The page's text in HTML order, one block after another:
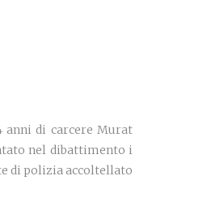
anni di carcere Murat
nel dibattimento i
di polizia accoltellato